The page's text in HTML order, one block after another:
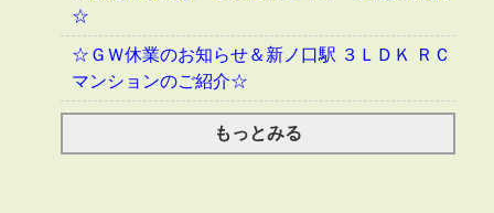
☆
☆ＧＷ休業のお知らせ＆新ノ口駅 ３ＬＤＫ ＲＣ
マンションのご紹介☆
もっとみる